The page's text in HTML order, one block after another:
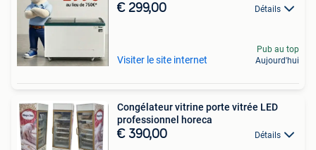
€ 299,00 Détails
Visiter le site internet
Pub au top
Aujourd'hui
Congélateur vitrine porte vitrée LED
professionnel horeca
€ 390,00 Détails